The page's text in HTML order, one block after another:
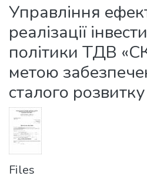
Управління
реалізації
політики ТДВ
метою
сталого розвитку
Files